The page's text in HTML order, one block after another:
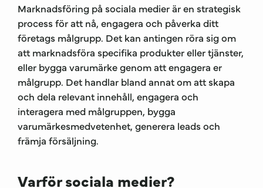
Marknadsföring på sociala medier är en strategisk
process för att nå, engagera och påverka ditt
företags målgrupp. Det kan antingen röra sig om
att marknadsföra specifika produkter eller tjänster,
eller bygga varumärke genom att engagera er
målgrupp. Det handlar bland annat om att skapa
och dela relevant innehåll, engagera och
interagera med målgruppen, bygga
varumärkesmedvetenhet, generera leads och
främja försäljning.
Varför sociala medier?